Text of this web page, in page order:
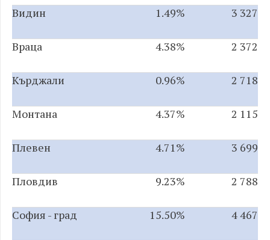
Видин 1.49% 3 327
Враца 4.38% 2 372
Кърджали 0.96% 2 718
Монтана 4.37% 2 115
Плевен 4.71% 3 699
Пловдив 9.23% 2 788
София - град 15.50% 4 467